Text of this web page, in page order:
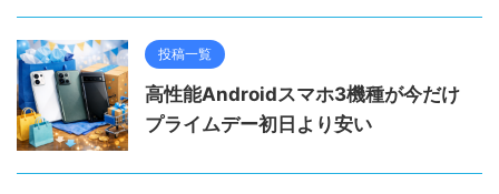
投稿一覧
高性能Androidスマホ3機種が今だけ
プライムデー初日より安い